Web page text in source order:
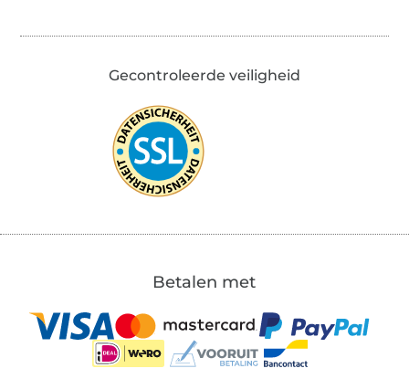
Gecontroleerde veiligheid
Betalen met